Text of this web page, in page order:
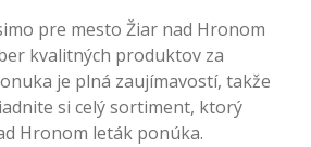
pre mesto Žiar nad Hronom
kvalitných produktov za
je plná zaujímavostí, takže
si celý sortiment, ktorý
Hronom leták ponúka.